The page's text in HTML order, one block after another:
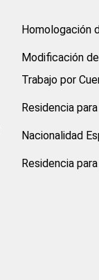
Homologación
Modificación
Trabajo por
Residencia
Nacionalidad
Residencia